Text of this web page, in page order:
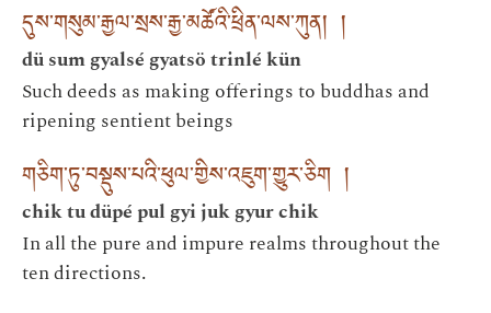
དུས་གསུམ་རྒྱལ་སྲས་རྒྱ་མཚོའི་ཕྲིན་ལས་ཀུན། །
dü sum gyalsé gyatsö trinlé kün
Such deeds as making offerings to buddhas and
ripening sentient beings
གཅིག་ཏུ་བསྡུས་པའི་ཕུལ་གྱིས་འཇུག་གྱུར་ཅིག །
chik tu düpé pul gyi juk gyur chik
In all the pure and impure realms throughout the
ten directions.